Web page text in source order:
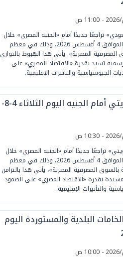
تراجعًا جديدًا أمام «الجنيه المصري» خلال
تعاملات اليوم الثلاثاء، الموافق 4 أغسطس 2026، وذلك في معظم
المصرفية المصرية». يأتي هذا الهبوط بالتوازي
تشيد بقدرة «الاقتصاد المصري» على
الجيوسياسية والتأثيرات الإقليمية.
سعر الدينار الكويتي أمام الجنيه اليوم الثلاثاء 4-8-
تراجعًا جديدًا أمام «الجنيه المصري» خلال
تعاملات اليوم الثلاثاء، الموافق 4 أغسطس 2026، وذلك في معظم
بالسوق المصرفية المصرية»، يأتي هذا بالتزامن
بقدرة «الاقتصاد المصري» على الصمود
والتأثيرات الإقليمية.
البلدية والمستوردة اليوم